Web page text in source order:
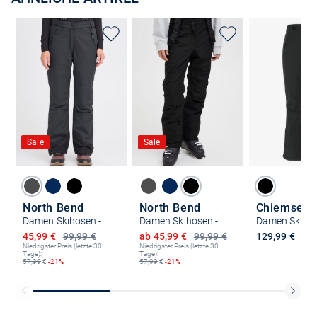
Sale
North Bend
99,99 €
Ermäßigter Preis
45,99 €
Niedrigster Preis (letzte 30
Tage):
57,99€ -21%
Sale
North Bend
99,99 €
Ermäßigter Preis
ab 45,99 €
Niedrigster Preis (letzte 30
Tage):
57,99€ -21%
Chiemsee
Damen
129,99 €